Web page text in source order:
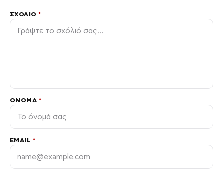
ΣΧΌΛΙΟ*
ΌΝΟΜΑ *
EMAIL *